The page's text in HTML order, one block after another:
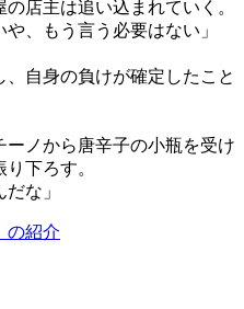
店主は追い込まれていく。
、もう言う必要はない」
自身の負けが確定したこと
ノから唐辛子の小瓶を受け
下ろす。
な」
の紹介